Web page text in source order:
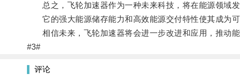
总之，飞轮加速器作为一种未来科技，将在能源领域发
它的强大能源储存能力和高效能源交付特性使其成为可
相信未来，飞轮加速器将会进一步改进和应用，推动能
#3#
评论